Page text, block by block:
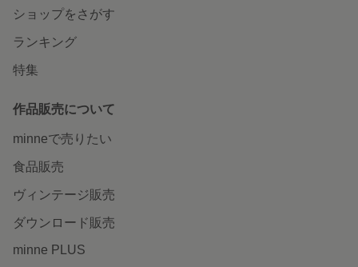
ショップをさがす
ランキング
特集
作品販売について
minneで売りたい
食品販売
ヴィンテージ販売
ダウンロード販売
minne PLUS